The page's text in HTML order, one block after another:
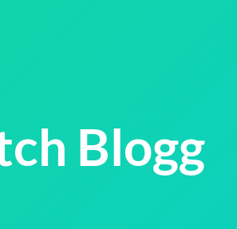
Blogg